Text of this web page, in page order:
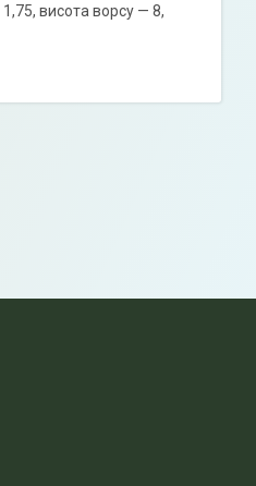
висота ворсу — 8,